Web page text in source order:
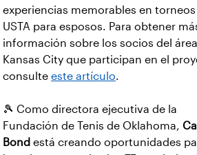
experiencias memorables en torneos
USTA para esposos. Para obtener
información sobre los socios del
Kansas City que participan en el
consulte este artículo.
🎾 Como directora ejecutiva de la
Fundación de Tenis de Oklahoma,
Bond está creando oportunidades